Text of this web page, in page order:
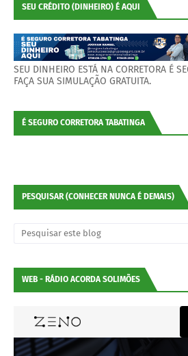
SEU CRÉDITO (DINHEIRO) É AQUI
SEU DINHEIRO ESTÁ NA CORRETORA É
FAÇA SUA SIMULAÇÃO GRATUITA.
É SEGURO CORRETORA TABATINGA
PESQUISAR (CONHECER NUNCA É DEMAIS)
WEB - RÁDIO ACORDA SOLIMÕES